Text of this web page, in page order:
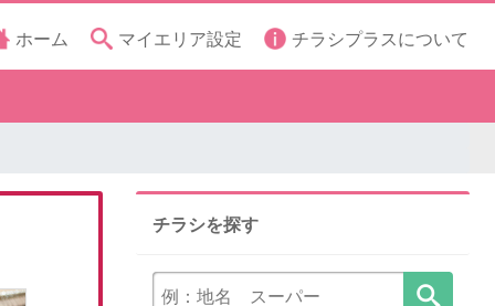
ホーム マイエリア設定 チラシプラスについて
チラシを探す